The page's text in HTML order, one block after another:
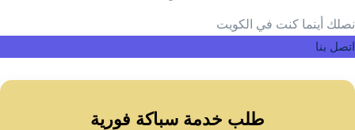
نصلك أينما كنت في الكويت
اتصل بنا
طلب خدمة سباكة فورية